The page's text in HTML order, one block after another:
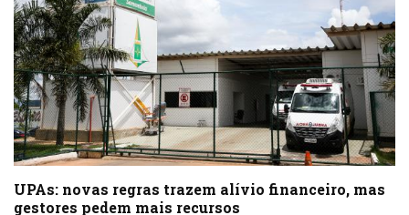
UPAs: novas regras trazem alívio financeiro, mas
gestores pedem mais recursos